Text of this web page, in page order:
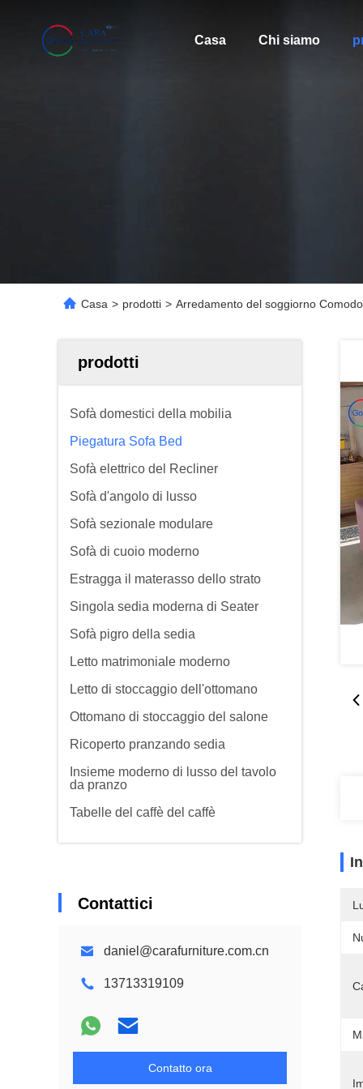
Casa Chi siamo
Casa > prodotti > Arredamento del soggiorno
prodotti
Sofà domestici della mobilia
Piegatura Sofa Bed
Sofà elettrico del Recliner
Sofà d'angolo di lusso
Sofà sezionale modulare
Sofà di cuoio moderno
Estragga il materasso dello strato
Singola sedia moderna di Seater
Sofà pigro della sedia
Letto matrimoniale moderno
Letto di stoccaggio dell'ottomano
Ottomano di stoccaggio del salone
Ricoperto pranzando sedia
Insieme moderno di lusso del tavolo
da pranzo
Tabelle del caffè del caffè
Contattici
daniel@carafurniture.com.cn
13713319109
Contatto ora